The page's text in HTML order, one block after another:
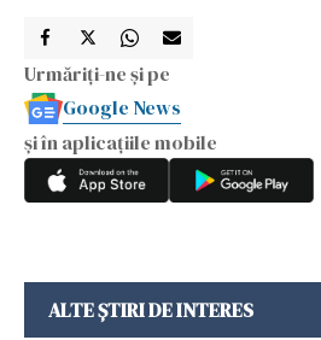
Urmăriți-ne și pe
Google News
și în aplicațiile mobile
ALTE ȘTIRI DE INTERES